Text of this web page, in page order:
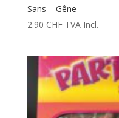
Sans – Gêne
2.90 CHF TVA Incl.